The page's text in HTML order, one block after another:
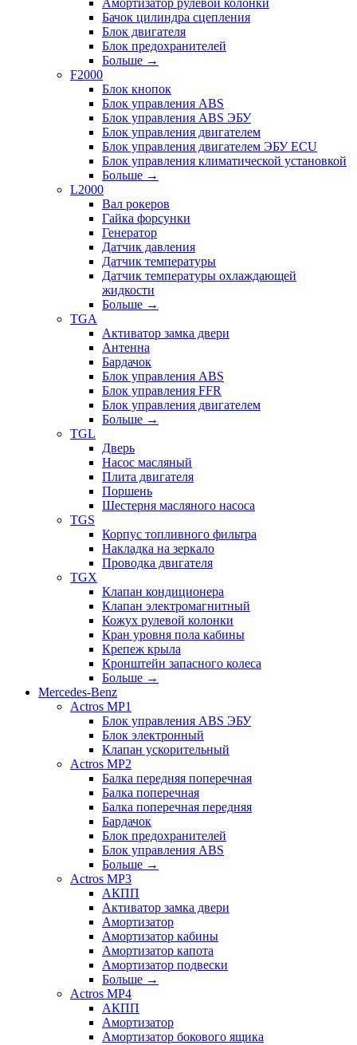
Амортизатор рулевой колонки
Бачок цилиндра сцепления
Блок двигателя
Блок предохранителей
Больше →
F2000
Блок кнопок
Блок управления ABS
Блок управления ABS ЭБУ
Блок управления двигателем
Блок управления двигателем ЭБУ ECU
Блок управления климатической установкой
Больше →
L2000
Вал рокеров
Гайка форсунки
Генератор
Датчик давления
Датчик температуры
Датчик температуры охлаждающей
жидкости
Больше →
TGA
Активатор замка двери
Антенна
Бардачок
Блок управления ABS
Блок управления FFR
Блок управления двигателем
Больше →
TGL
Дверь
Насос масляный
Плита двигателя
Поршень
Шестерня масляного насоса
TGS
Корпус топливного фильтра
Накладка на зеркало
Проводка двигателя
TGX
Клапан кондиционера
Клапан электромагнитный
Кожух рулевой колонки
Кран уровня пола кабины
Крепеж крыла
Кронштейн запасного колеса
Больше →
Mercedes-Benz
Actros MP1
Блок управления ABS ЭБУ
Блок электронный
Клапан ускорительный
Actros MP2
Балка передняя поперечная
Балка поперечная
Балка поперечная передняя
Бардачок
Блок предохранителей
Блок управления ABS
Больше →
Actros MP3
АКПП
Активатор замка двери
Амортизатор
Амортизатор кабины
Амортизатор капота
Амортизатор подвески
Больше →
Actros MP4
АКПП
Амортизатор
Амортизатор бокового ящика